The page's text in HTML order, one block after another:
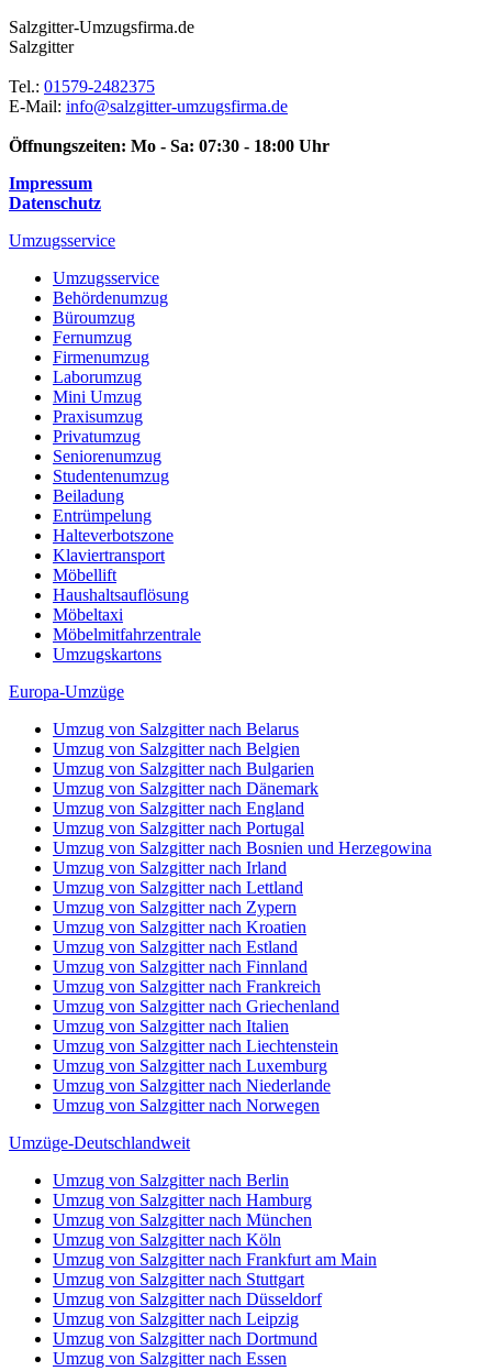
Salzgitter-Umzugsfirma.de
Salzgitter
Tel.: 01579-2482375
E-Mail: info@salzgitter-umzugsfirma.de
Öffnungszeiten: Mo - Sa: 07:30 - 18:00 Uhr
Impressum
Datenschutz
Umzugsservice
Umzugsservice
Behördenumzug
Büroumzug
Fernumzug
Firmenumzug
Laborumzug
Mini Umzug
Praxisumzug
Privatumzug
Seniorenumzug
Studentenumzug
Beiladung
Entrümpelung
Halteverbotszone
Klaviertransport
Möbellift
Haushaltsauflösung
Möbeltaxi
Möbelmitfahrzentrale
Umzugskartons
Europa-Umzüge
Umzug von Salzgitter nach Belarus
Umzug von Salzgitter nach Belgien
Umzug von Salzgitter nach Bulgarien
Umzug von Salzgitter nach Dänemark
Umzug von Salzgitter nach England
Umzug von Salzgitter nach Portugal
Umzug von Salzgitter nach Bosnien und Herzegowina
Umzug von Salzgitter nach Irland
Umzug von Salzgitter nach Lettland
Umzug von Salzgitter nach Zypern
Umzug von Salzgitter nach Kroatien
Umzug von Salzgitter nach Estland
Umzug von Salzgitter nach Finnland
Umzug von Salzgitter nach Frankreich
Umzug von Salzgitter nach Griechenland
Umzug von Salzgitter nach Italien
Umzug von Salzgitter nach Liechtenstein
Umzug von Salzgitter nach Luxemburg
Umzug von Salzgitter nach Niederlande
Umzug von Salzgitter nach Norwegen
Umzüge-Deutschlandweit
Umzug von Salzgitter nach Berlin
Umzug von Salzgitter nach Hamburg
Umzug von Salzgitter nach München
Umzug von Salzgitter nach Köln
Umzug von Salzgitter nach Frankfurt am Main
Umzug von Salzgitter nach Stuttgart
Umzug von Salzgitter nach Düsseldorf
Umzug von Salzgitter nach Leipzig
Umzug von Salzgitter nach Dortmund
Umzug von Salzgitter nach Essen